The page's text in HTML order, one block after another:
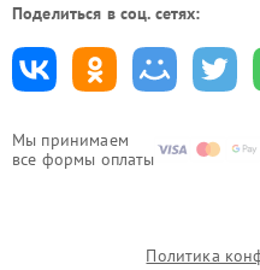
Мы принимаем
все формы оплаты
Поделиться в соц. сетях:
Политика